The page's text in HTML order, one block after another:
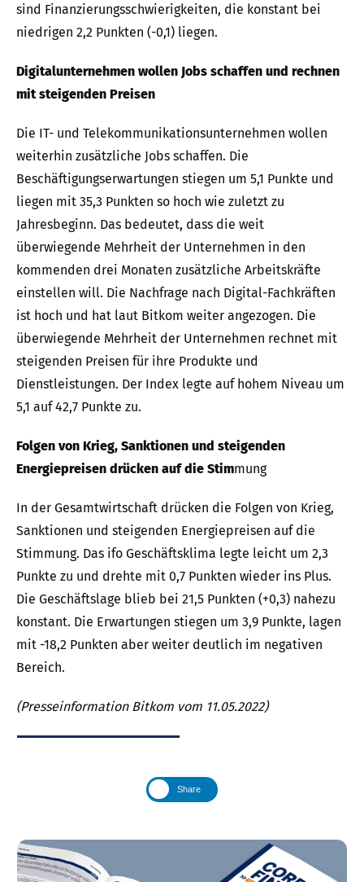
sind Finanzierungsschwierigkeiten, die konstant bei
niedrigen 2,2 Punkten (-0,1) liegen.
Digitalunternehmen wollen Jobs schaffen und rechnen
mit steigenden Preisen
Die IT- und Telekommunikationsunternehmen wollen
weiterhin zusätzliche Jobs schaffen. Die
Beschäftigungserwartungen stiegen um 5,1 Punkte und
liegen mit 35,3 Punkten so hoch wie zuletzt zu
Jahresbeginn. Das bedeutet, dass die weit
überwiegende Mehrheit der Unternehmen in den
kommenden drei Monaten zusätzliche Arbeitskräfte
einstellen will. Die Nachfrage nach Digital-Fachkräften
ist hoch und hat laut Bitkom weiter angezogen. Die
überwiegende Mehrheit der Unternehmen rechnet mit
steigenden Preisen für ihre Produkte und
Dienstleistungen. Der Index legte auf hohem Niveau um
5,1 auf 42,7 Punkte zu.
Folgen von Krieg, Sanktionen und steigenden
Energiepreisen drücken auf die Stimmung
In der Gesamtwirtschaft drücken die Folgen von Krieg,
Sanktionen und steigenden Energiepreisen auf die
Stimmung. Das ifo Geschäftsklima legte leicht um 2,3
Punkte zu und drehte mit 0,7 Punkten wieder ins Plus.
Die Geschäftslage blieb bei 21,5 Punkten (+0,3) nahezu
konstant. Die Erwartungen stiegen um 3,9 Punkte, lagen
mit -18,2 Punkten aber weiter deutlich im negativen
Bereich.
(Presseinformation Bitkom vom 11.05.2022)
Share